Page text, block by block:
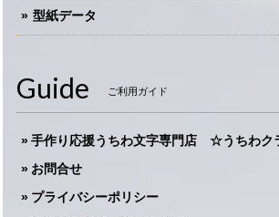
型紙データ
Guide ご利用ガイド
手作り応援うちわ文字専門店 ☆うちわク
お問合せ
プライバシーポリシー